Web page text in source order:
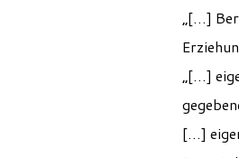
„[…]
„[…]
[…]